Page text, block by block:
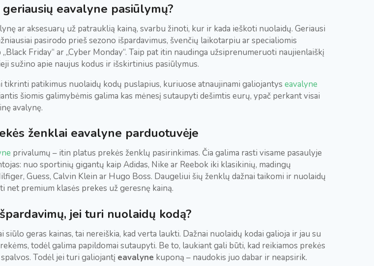
eavalyne pasiūlymų?
ar aksesuarų už patrauklią kainą, svarbu žinoti, kur ir kada ieškoti nuolaidų. Geriausi
pasirodo prieš sezono išpardavimus, švenčių laikotarpiu ar specialiomis
Friday“ ar „Cyber Monday“. Taip pat itin naudinga užsiprenumeruoti naujienlaiškį
sužino apie naujus kodus ir išskirtinius pasiūlymus.
tikrinti patikimus nuolaidų kodų puslapius, kuriuose atnaujinami galiojantyseavalyne
šiomis galimybėmis galima kas mėnesį sutaupyti dešimtis eurų, ypač perkant visai
avalynę.
ženklai eavalyne parduotuvėje
privalumų – itin platus prekės ženklų pasirinkimas. Čia galima rasti visame pasaulyje
nuo sportinių gigantų kaip Adidas, Nike ar Reebok iki klasikinių, madingų
Guess, Calvin Klein ar Hugo Boss. Daugeliui šių ženklų dažnai taikomi ir nuolaidų
net premium klasės prekes už geresnę kainą.
jei turi nuolaidų kodą?
siūlo geras kainas, tai nereiškia, kad verta laukti. Dažnai nuolaidų kodai galioja ir jau su
todėl galima papildomai sutaupyti. Be to, laukiant gali būti, kad reikiamos prekės
Todėl jei turi galiojantį eavalyne kuponą – naudokis juo dabar ir neapsirik.